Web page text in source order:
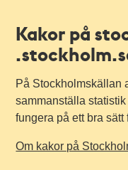
Kakor på
På Stockholmskällan
sammanställa
fungera på ett bra sätt
Om kakor på